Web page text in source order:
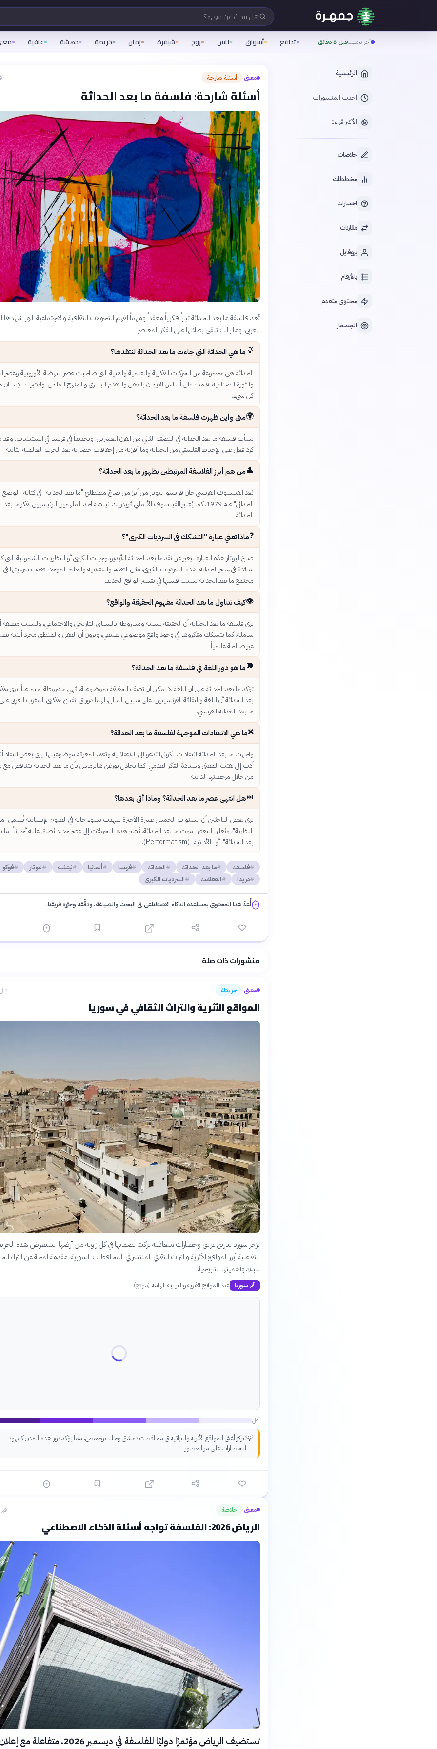
هل تبحث عن شيء؟
آخر تحديثقبل 8 دقائق تدافع أسواق ناس روح شيفرة زمان خريطة دهشة عافية
الرئيسية
أحدث المنشورات
الأكثر قراءة
خلاصات
مخططات
اختبارات
مقارنات
بروفايل
بالأرقام
محتوى متقدم
المِضمار
معنى› أسئلة شارحة
أسئلة شارحة: فلسفة ما بعد الحداثة
تُعد فلسفة ما بعد الحداثة تياراً فكرياً معقداً ومهماً لفهم التحولات الثقافية والاجتماعية التي شهدها
الغربي، وما زالت تلقي بظلالها على الفكر المعاصر.
💡ما هي الحداثة التي جاءت ما بعد الحداثة لنتقدها؟
الحداثة هي مجموعة من الحركات الفكرية والعلمية والفنية التي صاحبت عصر النهضة الأوروبية وعصر
والثورة الصناعية. قامت على أساس الإيمان بالعقل والتقدم البشري والمنهج العلمي، واعتبرت الإنسان
كل شيء.
🌍متى وأين ظهرت فلسفة ما بعد الحداثة؟
نشأت فلسفة ما بعد الحداثة في النصف الثاني من القرن العشرين، وتحديداً في فرنسا في الستينيات.
كرد فعل على الإحباط الفلسفي من الحداثة وما أفرزته من إخفاقات حضارية بعد الحرب العالمية الثانية.
👤من هم أبرز الفلاسفة المرتبطين بظهور ما بعد الحداثة؟
يُعد الفيلسوف الفرنسي جان فرانسوا ليوتار من أبرز من صاغ مصطلح "ما بعد الحداثة" في كتابه "الوضع
الحداثي" عام 1979. كما يُعتبر الفيلسوف الألماني فريدريك نيتشه أحد الملهمين الرئيسيين لفكر ما بعد
الحداثة.
❓ماذا تعني عبارة "التشكك في السرديات الكبرى"؟
صاغ ليوتار هذه العبارة ليعبر عن نقد ما بعد الحداثة للأيديولوجيات الكبرى أو النظريات الشمولية التي
سائدة في عصر الحداثة. هذه السرديات الكبرى، مثل التقدم والعقلانية والعلم الموحد، فقدت شرعيتها في
مجتمع ما بعد الحداثة بسبب فشلها في تفسير الواقع الجديد.
👁️كيف تتناول ما بعد الحداثة مفهوم الحقيقة والواقع؟
ترى فلسفة ما بعد الحداثة أن الحقيقة نسبية ومشروطة بالسياق التاريخي والاجتماعي، وليست مطلقة
شاملة. كما يتشكك مفكروها في وجود واقع موضوعي طبيعي، ويرون أن العقل والمنطق مجرد أبنية
غير صالحة عالمياً.
💬ما هو دور اللغة في فلسفة ما بعد الحداثة؟
تؤكد ما بعد الحداثة على أن اللغة لا يمكن أن تصف الحقيقة بموضوعية، فهي مشروطة اجتماعياً. يرى
بعد الحداثة أن اللغة والثقافة الفرنسيتين، على سبيل المثال، لهما دور في انفتاح مفكري المغرب العربي
ما بعد الحداثة الفرنسي.
❌ما هي الانتقادات الموجهة لفلسفة ما بعد الحداثة؟
واجهت ما بعد الحداثة انتقادات لكونها تدعو إلى اللاعقلانية وتفقد المعرفة موضوعيتها. يرى بعض النقاد
أدت إلى تفتت المعنى وسيادة الفكر العدمي. كما يجادل يورغن هابرماس بأن ما بعد الحداثة تتناقض مع
من خلال مرجعيتها الذاتية.
⏭️هل انتهى عصر ما بعد الحداثة؟ وماذا أتى بعدها؟
يرى بعض الباحثين أن السنوات الخمس عشرة الأخيرة شهدت نشوء حالة في العلوم الإنسانية تُسمى
النظرية"، ويُعلن البعض موت ما بعد الحداثة. تُشير هذه التحولات إلى عصر جديد يُطلق عليه أحياناً "ما
بعد الحداثة"، أو "الأدائية" (Performatism).
فلسفة ما بعد الحداثة الحداثة فرنسا ألمانيا نيتشه ليوتار
فوكو
دريدا
العقلانية السرديات الكبرى
أُعدّ هذا المحتوى بمساعدة الذكاء الاصطناعي في البحث والصياغة، ودقّقه وحرّره فريقنا.
منشورات ذات صلة
معنى› خريطة قبل 3
المواقع الأثرية والتراث الثقافي في سوريا
تزخر سوريا بتاريخ عريق وحضارات متعاقبة تركت بصماتها في كل زاوية من أرضها. تستعرض هذه
التفاعلية أبرز المواقع الأثرية والتراث الثقافي المنتشر في المحافظات السورية، مقدمة لمحة عن الثراء
للبلاد وأهميتها التاريخية.
🗾 سوريا عدد المواقع الأثرية والتراثية الهامة (موقع)
أقل
💡تتركز أغنى المواقع الأثرية والتراثية في محافظات دمشق وحلب وحمص، مما يؤكد دور هذه المدن كمهود
للحضارات على مر العصور.
معنى› خلاصة قبل 12
الرياض 2026: الفلسفة تواجه أسئلة الذكاء الاصطناعي
تستضيف الرياض مؤتمرًا دوليًا للفلسفة في ديسمبر 2026، متفاعلة مع